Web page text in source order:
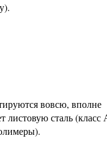
вовсю, вполне
сталь (класс